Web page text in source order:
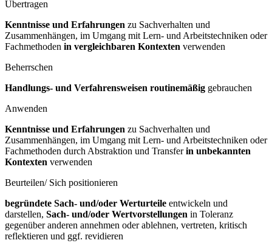
Übertragen
Kenntnisse und Erfahrungen zu Sachverhalten und
Zusammenhängen, im Umgang mit Lern- und Arbeitstechniken oder
Fachmethoden in vergleichbaren Kontexten verwenden
Beherrschen
Handlungs- und Verfahrensweisen routinemäßig gebrauchen
Anwenden
Kenntnisse und Erfahrungen zu Sachverhalten und
Zusammenhängen, im Umgang mit Lern- und Arbeitstechniken oder
Fachmethoden durch Abstraktion und Transferin unbekannten
Kontexten verwenden
Beurteilen/ Sich positionieren
begründete Sach- und/oder Werturteile entwickeln und
darstellen, Sach- und/oder Wertvorstellungen in Toleranz
gegenüber anderen annehmen oder ablehnen, vertreten, kritisch
reflektieren und ggf. revidieren